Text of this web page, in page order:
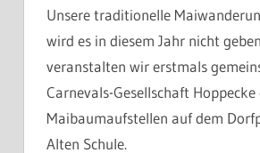
Unsere traditionelle
wird es in diesem Jahr nicht
veranstalten wir erstmals
Carnevals-Gesellschaft
Maibaumaufstellen auf dem
Alten Schule.